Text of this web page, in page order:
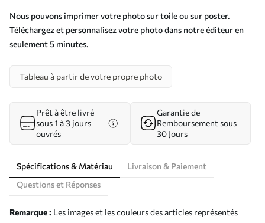
Nous pouvons imprimer votre photo sur toile ou sur poster.
Téléchargez et personnalisez votre photo dans notre éditeur en
seulement 5 minutes.
Tableau à partir de votre propre photo
Prêt à être livré
sous 1 à 3 jours
ouvrés
Garantie de
Remboursement sous
30 Jours
Spécifications & Matériau
Livraison & Paiement
Questions et Réponses
Remarque : Les images et les couleurs des articles représentés